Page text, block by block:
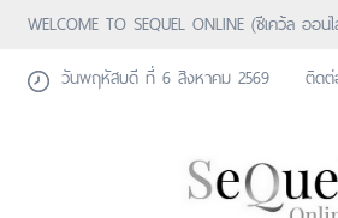
WELCOME TO SEQUEL ONLINE (ซีเคว้ล ออน
วันพฤหัสบดี ที่ 6 สิงหาคม 2569
ติดต่